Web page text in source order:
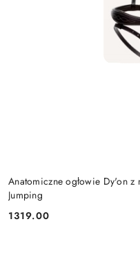
Anatomiczne ogłowie Dy'on
Jumping
Cena:
1319.00